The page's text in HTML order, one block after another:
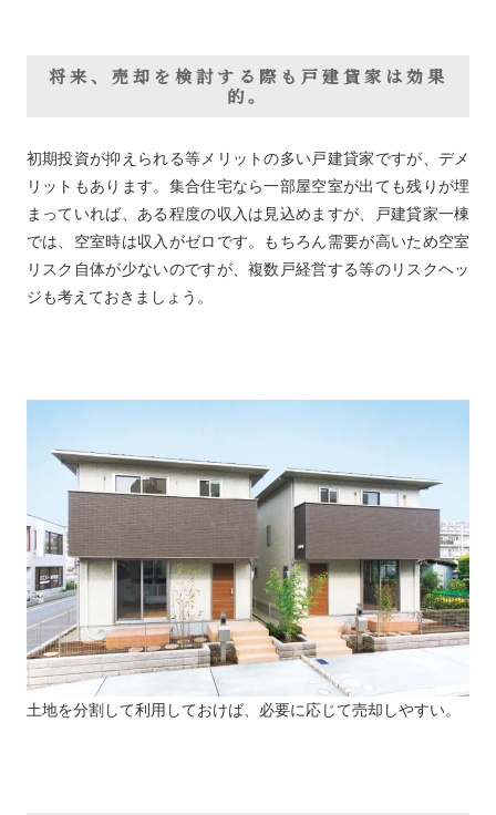
将来、売却を検討する際も戸建貸家は効果
的。
初期投資が抑えられる等メリットの多い戸建貸家ですが、デメ
リットもあります。集合住宅なら一部屋空室が出ても残りが埋
まっていれば、ある程度の収入は見込めますが、戸建貸家一棟
では、空室時は収入がゼロです。もちろん需要が高いため空室
リスク自体が少ないのですが、複数戸経営する等のリスクヘッ
ジも考えておきましょう。
土地を分割して利用しておけば、必要に応じて売却しやすい。